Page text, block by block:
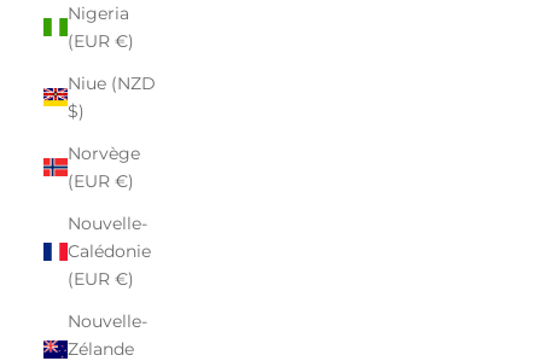
Nigeria
(EUR €)
Niue (NZD
$)
Norvège
(EUR €)
Nouvelle-
Calédonie
(EUR €)
Nouvelle-
Zélande